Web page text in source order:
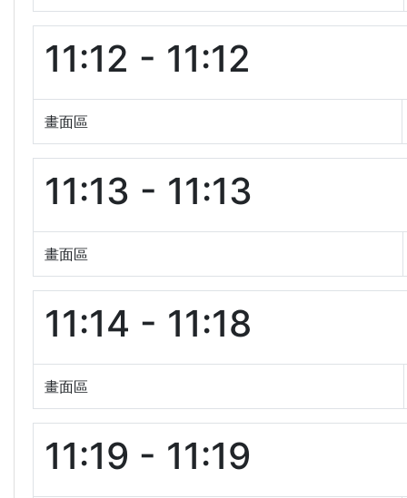
11:12 - 11:12
畫面區
11:13 - 11:13
畫面區
11:14 - 11:18
畫面區
11:19 - 11:19